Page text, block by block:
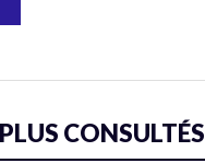
CONSULTÉS